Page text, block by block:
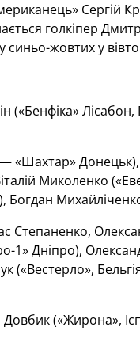
Сергій
голкіпер
жовтих у
(«Бенфіка»
«Шахтар»
Миколенко
Степаненко,
Дніпро),
(«Вестерло»,
(«Жирона»,